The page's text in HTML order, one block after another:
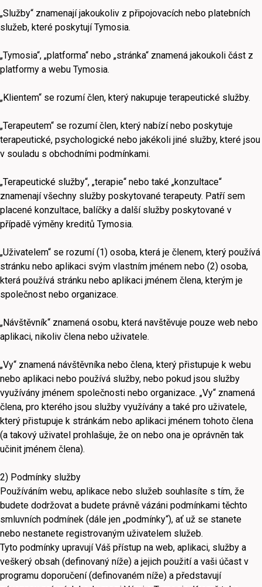
„Služby“ znamenají jakoukoliv z připojovacích nebo platebních
služeb, které poskytují Tymosia.
„Tymosia“, „platforma“ nebo „stránka“ znamená jakoukoli část z
platformy a webu Tymosia.
„Klientem“ se rozumí člen, který nakupuje terapeutické služby.
„Terapeutem“ se rozumí člen, který nabízí nebo poskytuje
terapeutické, psychologické nebo jakékoli jiné služby, které jsou
v souladu s obchodními podmínkami.
„Terapeutické služby“, „terapie“ nebo také „konzultace“
znamenají všechny služby poskytované terapeuty. Patří sem
placené konzultace, balíčky a další služby poskytované v
případě výměny kreditů Tymosia.
„Uživatelem“ se rozumí (1) osoba, která je členem, který používá
stránku nebo aplikaci svým vlastním jménem nebo (2) osoba,
která používá stránku nebo aplikaci jménem člena, kterým je
společnost nebo organizace.
„Návštěvník“ znamená osobu, která navštěvuje pouze web nebo
aplikaci, nikoliv člena nebo uživatele.
„Vy“ znamená návštěvníka nebo člena, který přistupuje k webu
nebo aplikaci nebo používá služby, nebo pokud jsou služby
využívány jménem společnosti nebo organizace. „Vy“ znamená
člena, pro kterého jsou služby využívány a také pro uživatele,
který přistupuje k stránkám nebo aplikaci jménem tohoto člena
(a takový uživatel prohlašuje, že on nebo ona je oprávněn tak
učinit jménem člena).
2) Podmínky služby
Používáním webu, aplikace nebo služeb souhlasíte s tím, že
budete dodržovat a budete právně vázáni podmínkami těchto
smluvních podmínek (dále jen „podmínky“), ať už se stanete
nebo nestanete registrovaným uživatelem služeb.
Tyto podmínky upravují Váš přístup na web, aplikaci, služby a
veškerý obsah (definovaný níže) a jejich použití a vaši účast v
programu doporučení (definovaném níže) a představují